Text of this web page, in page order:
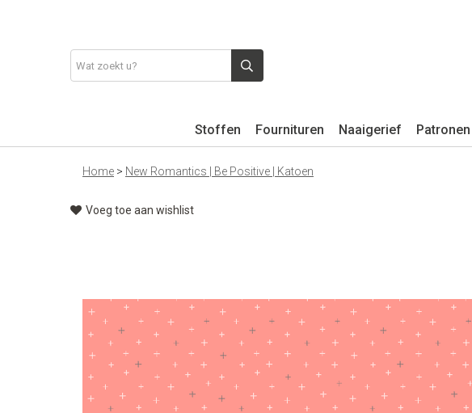
Stoffen Fournituren Naaigerief Patronen
Home > New Romantics | Be Positive | Katoen
Voeg toe aan wishlist